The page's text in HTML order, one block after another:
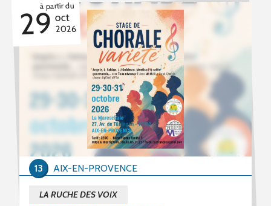
à partir du
29 oct
2026
LA RUCHE DES VOIX
AIX-EN-PROVENCE
13